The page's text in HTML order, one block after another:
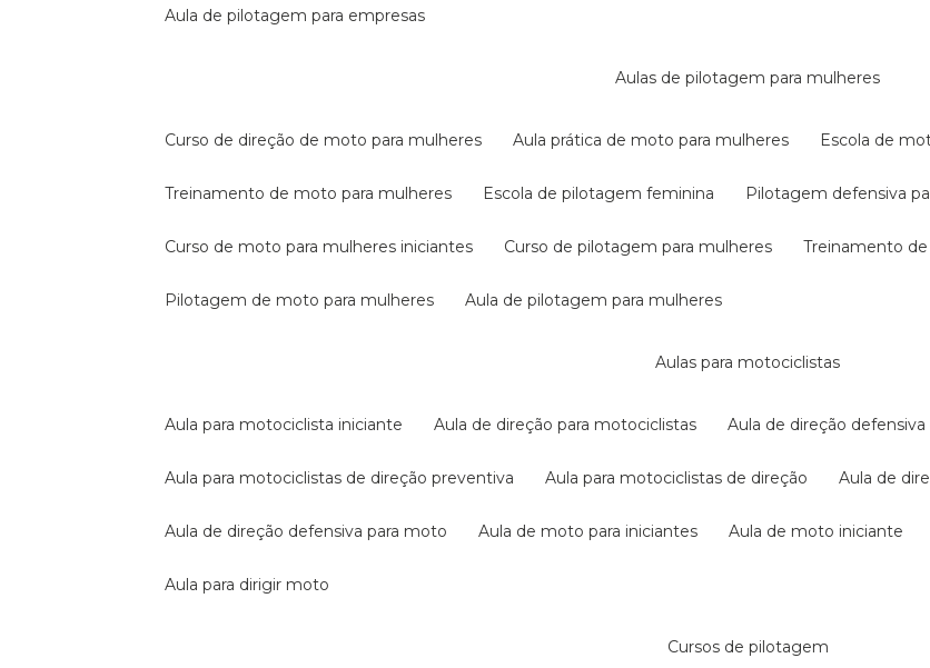
aula de pilotagem para empresas
aulas de pilotagem para mulheres
curso de direção de moto para mulheres aula prática de moto para mulheres escola de
treinamento de moto para mulheres escola de pilotagem feminina pilotagem defensiva
curso de moto para mulheres iniciantes curso de pilotagem para mulheres treinamento
pilotagem de moto para mulheres aula de pilotagem para mulheres
aulas para motociclistas
aula para motociclista iniciante aula de direção para motociclistas aula de direção
aula para motociclistas de direção preventiva aula para motociclistas de direção aula de
aula de direção defensiva para moto aula de moto para iniciantes aula de moto iniciante
aula para dirigir moto
cursos de pilotagem